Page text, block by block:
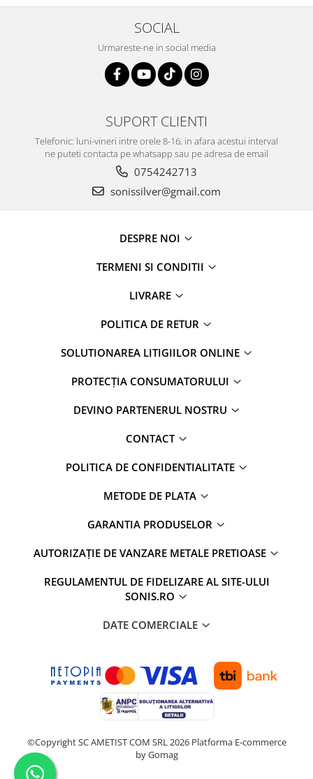
SOCIAL
Urmareste-ne in social media
SUPORT CLIENTI
Telefonic: luni-vineri intre orele 8-16, in afara acestui interval
ne puteti contacta pe whatsapp sau pe adresa de email
0754242713
sonissilver@gmail.com
DESPRE NOI
TERMENI SI CONDITII
LIVRARE
POLITICA DE RETUR
SOLUTIONAREA LITIGIILOR ONLINE
PROTECȚIA CONSUMATORULUI
DEVINO PARTENERUL NOSTRU
CONTACT
POLITICA DE CONFIDENTIALITATE
METODE DE PLATA
GARANTIA PRODUSELOR
AUTORIZAȚIE DE VANZARE METALE PRETIOASE
REGULAMENTUL DE FIDELIZARE AL SITE-ULUI
SONIS.RO
DATE COMERCIALE
©Copyright SC AMETIST COM SRL 2026 Platforma E-commerce
by Gomag